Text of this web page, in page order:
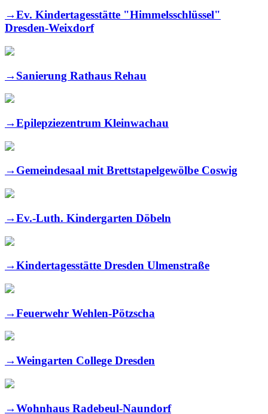
→Ev. Kindertagesstätte "Himmelsschlüssel"
Dresden-Weixdorf
→ Sanierung Rathaus Rehau
→Epilepziezentrum Kleinwachau
→ Gemeindesaal mit Brettstapelgewölbe Coswig
→Ev.-Luth. Kindergarten Döbeln
→Kindertagesstätte Dresden Ulmenstraße
→Feuerwehr Wehlen-Pötzscha
→Weingarten College Dresden
→Wohnhaus Radebeul-Naundorf